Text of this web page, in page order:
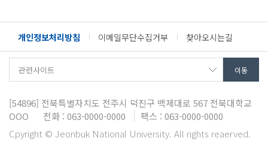
개인정보처리방침 이메일무단수집거부 찾아오시는길
[54896] 전북특별자치도 전주시 덕진구 백제대로 567 전북대학교
OOO
전화 : 063-0000-0000
팩스 : 063-0000-0000
Cpyright © Jeonbuk National University. All rights reaerved.